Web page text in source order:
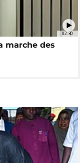
02:30
marche des